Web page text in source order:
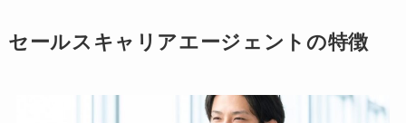
セールスキャリアエージェントの特徴